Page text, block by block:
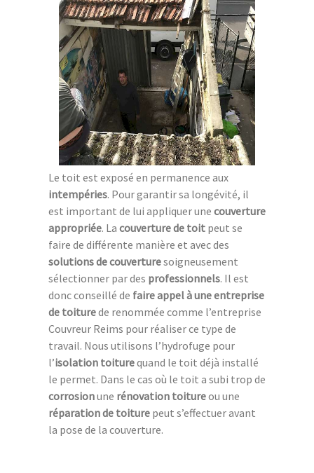
Le toit est exposé en permanence aux
intempéries. Pour garantir sa longévité, il
est important de lui appliquer une couverture
appropriée. La couverture de toit peut se
faire de différente manière et avec des
solutions de couverturesoigneusement
sélectionner par des professionnels. Il est
donc conseillé de faire appel à une entreprise
de toiturede renommée comme l’entreprise
Couvreur Reims pour réaliser ce type de
travail. Nous utilisons l’hydrofuge pour
l’isolation toiturequand le toit déjà installé
le permet. Dans le cas où le toit a subi trop de
corrosionune rénovation toitureou une
réparation de toiture peut s’effectuer avant
la pose de la couverture.